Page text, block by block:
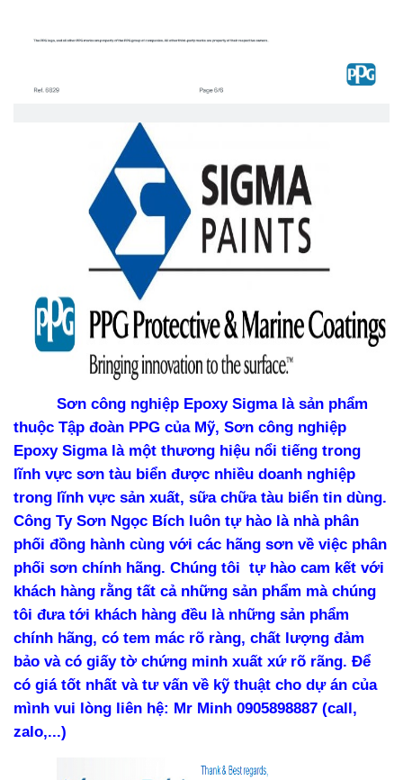
Sơn công nghiệp Epoxy Sigma là sản phẩm
thuộc Tập đoàn PPG của Mỹ, Sơn công nghiệp
Epoxy Sigma là một thương hiệu nổi tiếng trong
lĩnh vực sơn tàu biển được nhiều doanh nghiệp
trong lĩnh vực sản xuất, sữa chữa tàu biển tin dùng.
Công Ty Sơn Ngọc Bích luôn tự hào là nhà phân
phối đồng hành cùng với các hãng sơn về việc phân
phối sơn chính hãng. Chúng tôi tự hào cam kết với
khách hàng rằng tất cả những sản phẩm mà chúng
tôi đưa tới khách hàng đều là những sản phẩm
chính hãng, có tem mác rõ ràng, chất lượng đảm
bảo và có giấy tờ chứng minh xuất xứ rõ rãng. Để
có giá tốt nhất và tư vấn về kỹ thuật cho dự án của
mình vui lòng liên hệ: Mr Minh 0905898887 (call,
zalo,...)